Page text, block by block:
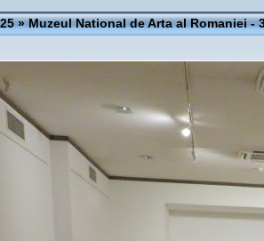
»Muzeul National de Arta al Romaniei -